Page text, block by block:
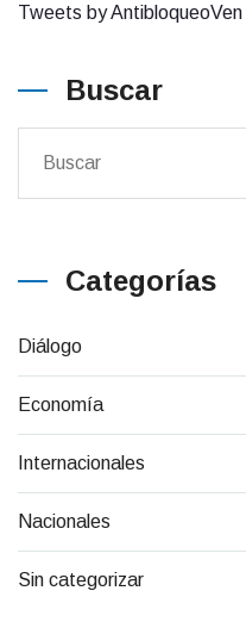
Tweets by AntibloqueoVen
Buscar
Categorías
Diálogo
Economía
Internacionales
Nacionales
Sin categorizar